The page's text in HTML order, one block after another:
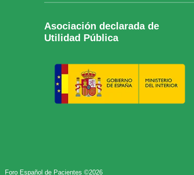
Asociación declarada de
Utilidad Pública
Foro Español de Pacientes ©2026